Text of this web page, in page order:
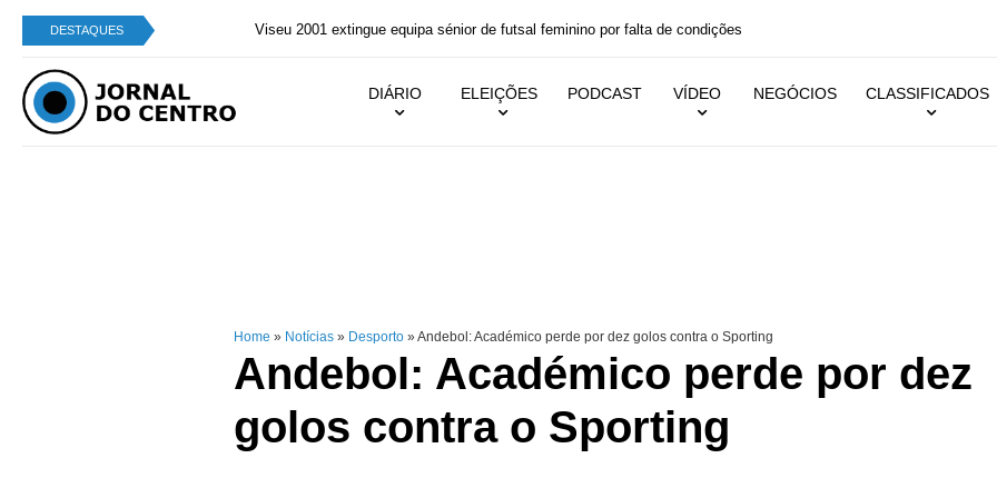
DESTAQUES Viseu 2001 extingue equipa sénior de futsal feminino por falta de condições
DIÁRIO ELEIÇÕES PODCAST VÍDEO NEGÓCIOS CLASSIFICADOS
Home » Notícias » Desporto »Andebol: Académico perde por dez golos contra o Sporting
Andebol: Académico perde por dez
golos contra o Sporting